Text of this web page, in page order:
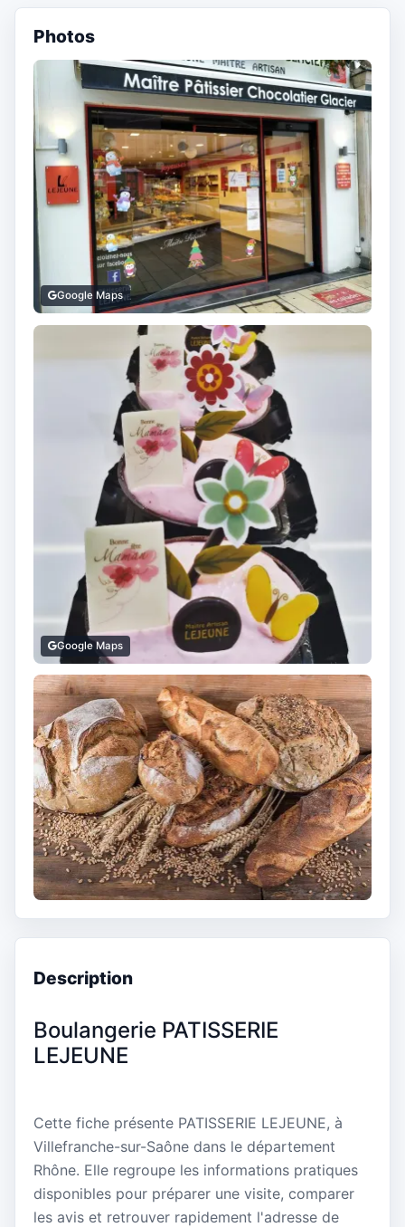
Photos
Google Maps
Google Maps
Description
Boulangerie PATISSERIE
LEJEUNE
Cette fiche présente PATISSERIE LEJEUNE, à
Villefranche-sur-Saône dans le département
Rhône. Elle regroupe les informations pratiques
disponibles pour préparer une visite, comparer
les avis et retrouver rapidement l'adresse de